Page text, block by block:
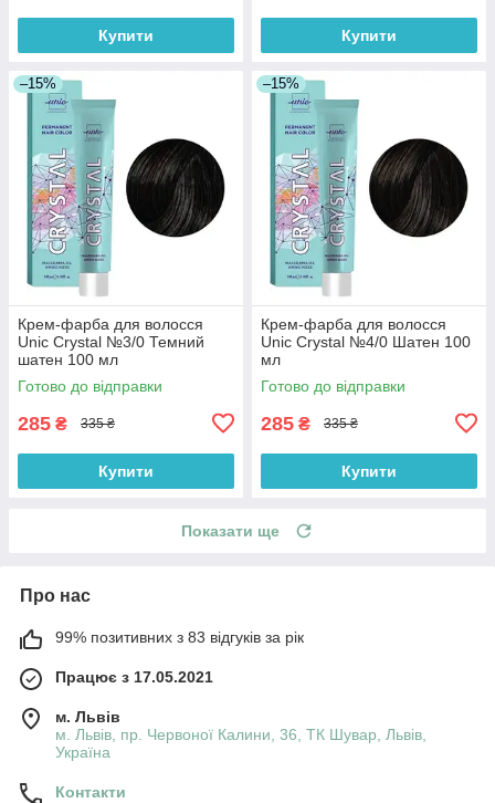
Купити Купити
–15%
Крем-фарба для волосся
Unic Crystal №3/0 Темний
шатен 100 мл
Готово до відправки
285 ₴ 335 ₴
Купити
–15%
Крем-фарба для волосся
Unic Crystal №4/0 Шатен 100
мл
Готово до відправки
285 ₴ 335 ₴
Купити
Показати ще
Про нас
99% позитивних з 83 відгуків за рік
Працює з 17.05.2021
м. Львів
м. Львів, пр. Червоної Калини, 36, ТК Шувар, Львів,
Україна
Контакти